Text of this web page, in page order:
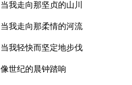
当我走向那坚贞的山川
当我走向那柔情的河流
当我轻快而坚定地步伐
像世纪的晨钟踏响